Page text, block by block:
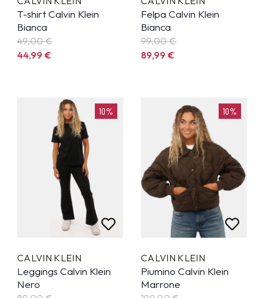
T-shirt Calvin Klein
Bianca
49,00 €
44,99€
Felpa Calvin Klein
Bianca
99,00 €
89,99€
10%
CALVIN KLEIN
Leggings Calvin Klein
Nero
10%
CALVIN KLEIN
Piumino Calvin Klein
Marrone